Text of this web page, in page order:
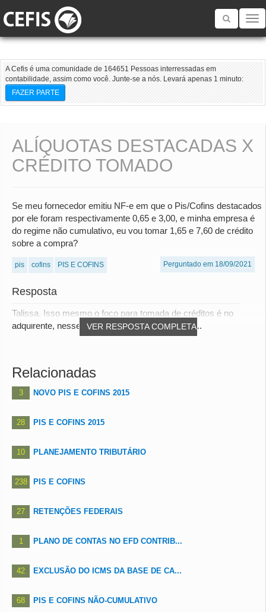
Toggle
A Cefis é uma comunidade de 164651 Pessoas interressadas em
contabilidade, assim como você. Junte-se a nós. Levará apenas 1 minuto:
FAZER PARTE
ALÍQUOTAS DESTACADAS X
CRÉDITO TOMADO
Se meu fornecedor emitiu NF-e em que o Pis/Cofins destacados
por ele foram respectivamente 0,65 e 3,00, e minha empresa é
do regime não cumulativo, eu vou tomar 1,65 e 7,60 de crédito
sobre a compra?
pis cofins PIS E COFINS Perguntado em 18/09/2021
Resposta
VER RESPOSTA COMPLETA
Talissa. Isso mesmo o foco para tomada de créditos é no
adquirente, nesse caso sua empresa tomará cr...
Relacionadas
3 NOVO PIS E COFINS 2015
28 PIS E COFINS 2015
10 PLANEJAMENTO TRIBUTÁRIO
238 PIS E COFINS
27 RETENÇÕES FEDERAIS
1 PLANO DE CONTAS NO EFD CONTRIB...
42 EXCLUSÃO DO ICMS DA BASE DE CA...
68 PIS E COFINS NÃO-CUMULATIVO